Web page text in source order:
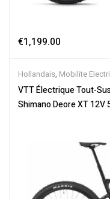
€1,199.00
Hollandais, Mobilite
Tout-Suspendus ,Vélo
Électriques
VTT Électrique Tout-
Shimano Deore XT 12V